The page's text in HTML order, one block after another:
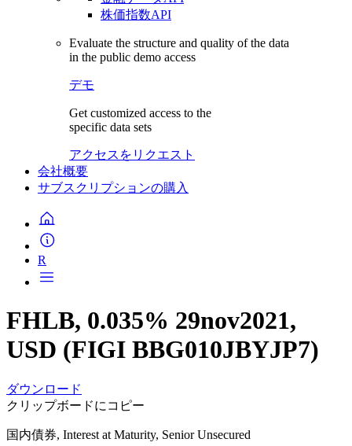
株価指数API
Evaluate the structure and quality of the data
in the public demo access
デモ
Get customized access to the
specific data sets
アクセスをリクエスト
会社概要
サブスクリプションの購入
R
FHLB, 0.035% 29nov2021,
USD (FIGI BBG010JBYJP7)
ダウンロード
クリップボードにコピー
国内債券, Interest at Maturity, Senior Unsecured